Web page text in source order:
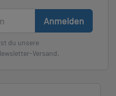
Anmelden
du unsere
Versand.